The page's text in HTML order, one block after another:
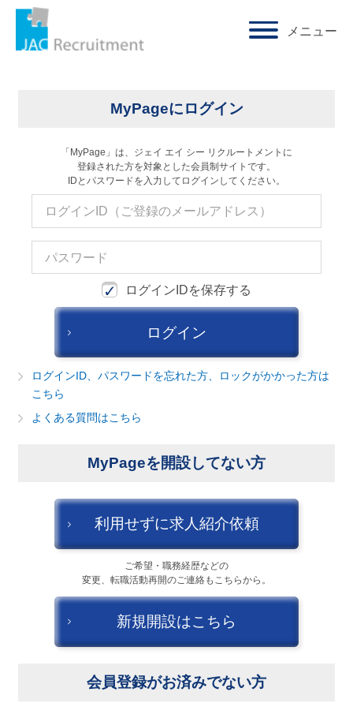
キャンセル ログアウト
お選びください
サービス(人材・ホテル・旅行・教育）
商社
流通（EC・運輸・小売）
消費財（食品・アパレル・トイレタリー）
建設・不動産
金融（銀行・証券・保険・投資）
電気・電機
コンピュータハード・周辺機器
半導体
メニュー
ホーム ログイン
MyPageにログイン
「MyPage」は、ジェイ エイ シー リクルートメントに
登録された方を対象とした会員制サイトです。
IDとパスワードを入力してログインしてください。
ログインIDを保存する
ログイン
ログインID、パスワードを忘れた方、ロックがかかった方は
こちら
よくある質問はこちら
MyPageを開設してない方
利用せずに求人紹介依頼
ご希望・職務経歴などの
変更、転職活動再開のご連絡もこちらから。
新規開設はこちら
会員登録がお済みでない方